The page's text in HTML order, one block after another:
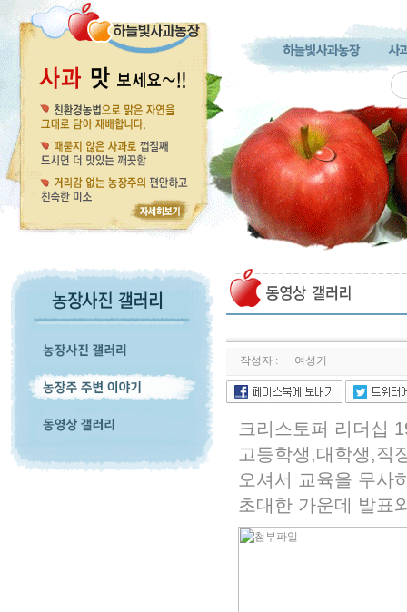
작성자 : 여성기
크리스토퍼 리더십
고등학생,대학생,직
오셔서 교육을 무사
초대한 가운데 발표